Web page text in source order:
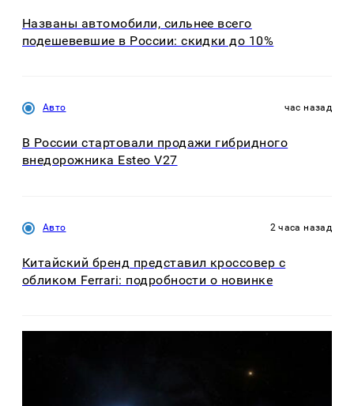
Названы автомобили, сильнее всего
подешевевшие в России: скидки до 10%
Авто час назад
В России стартовали продажи гибридного
внедорожника Esteo V27
Авто 2 часа назад
Китайский бренд представил кроссовер с
обликом Ferrari: подробности о новинке